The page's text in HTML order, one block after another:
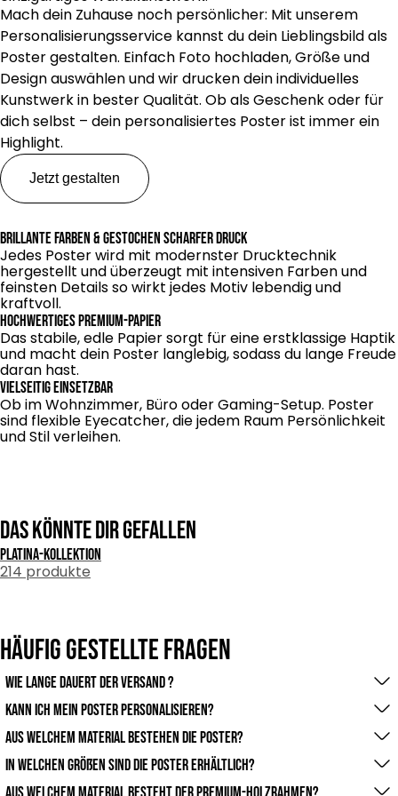
Mach dein Zuhause noch persönlicher: Mit unserem
Personalisierungsservice kannst du dein Lieblingsbild als
Poster gestalten. Einfach Foto hochladen, Größe und
Design auswählen und wir drucken dein individuelles
Kunstwerk in bester Qualität. Ob als Geschenk oder für
dich selbst – dein personalisiertes Poster ist immer ein
Highlight.
Jetzt gestalten
Brillante Farben & gestochen scharfer Druck
Jedes Poster wird mit modernster Drucktechnik
hergestellt und überzeugt mit intensiven Farben und
feinsten Details so wirkt jedes Motiv lebendig und
kraftvoll.
Hochwertiges Premium-Papier
Das stabile, edle Papier sorgt für eine erstklassige Haptik
und macht dein Poster langlebig, sodass du lange Freude
daran hast.
Vielseitig einsetzbar
Ob im Wohnzimmer, Büro oder Gaming-Setup. Poster
sind flexible Eyecatcher, die jedem Raum Persönlichkeit
und Stil verleihen.
Das könnte dir gefallen
Platina-kollektion
214 produkte
Häufig gestellte Fragen
Wie lange dauert der Versand ?
Die Versandzeit hängt von deinem Standort ab. In der
Regel liefern wir
innerhalb von 3-5 Werktagen. Bei personalisierten
Designs kann es etwas
Kann ich mein Poster personalisieren?
Ja! Du kannst dein eigene Bilder hochladen oder Texte
einfügen und so ein Poster gestalten, das zu 100 %
deinem Stil entspricht.
Aus welchem Material bestehen die Poster?
Unsere Poster werden auf hochwertigem Premium-
Papier gedruckt. Das sorgt für brillante Farben, eine edle
In welchen Größen sind die Poster erhältlich?
Wir bieten verschiedene Formate an – vom kleinen